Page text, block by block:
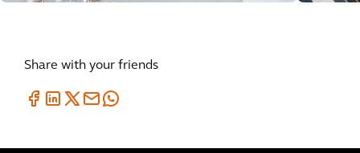
Share with your friends